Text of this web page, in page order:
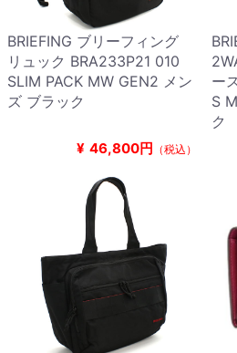
BRIEFING ブリーフィング
リュック BRA233P21 010
SLIM PACK MW GEN2 メン
ズ ブラック
¥ 46,800円 （税込）
ー
S
ク